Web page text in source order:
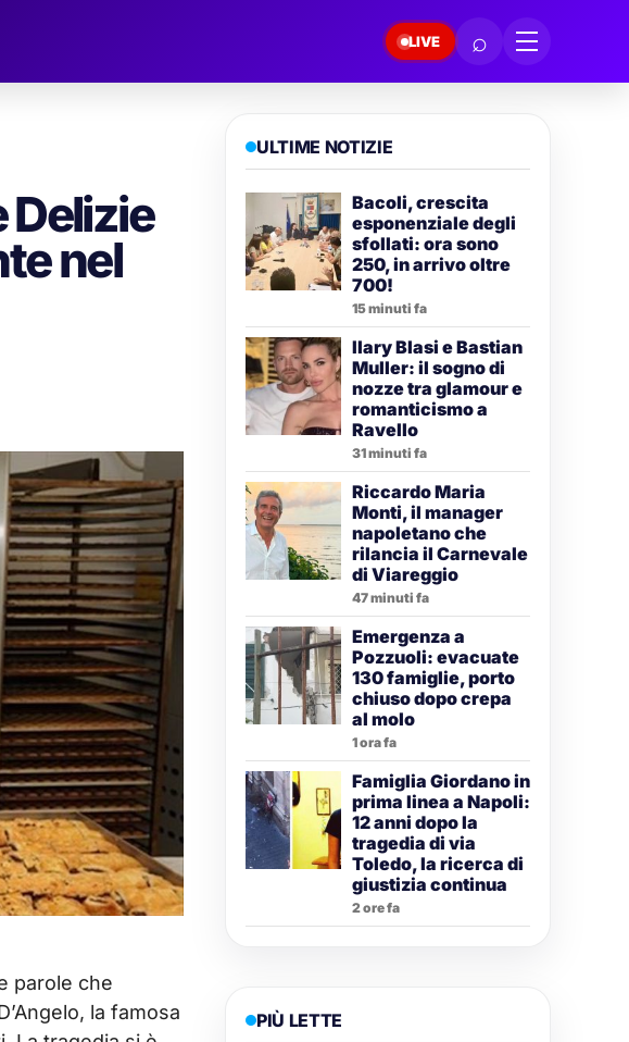
LIVE ⌕
Delizie
nel
parole che
la famosa
ULTIME NOTIZIE
Bacoli, crescita
esponenziale degli
sfollati: ora sono
250, in arrivo oltre
700!
15 minuti fa
Ilary Blasi e Bastian
Muller: il sogno di
nozze tra glamour e
romanticismo a
Ravello
31 minuti fa
Riccardo Maria
Monti, il manager
napoletano che
rilancia il Carnevale
di Viareggio
47 minuti fa
Emergenza a
Pozzuoli: evacuate
130 famiglie, porto
chiuso dopo crepa
al molo
1 ora fa
Famiglia Giordano in
prima linea a Napoli:
12 anni dopo la
tragedia di via
Toledo, la ricerca di
giustizia continua
2 ore fa
PIÙ LETTE